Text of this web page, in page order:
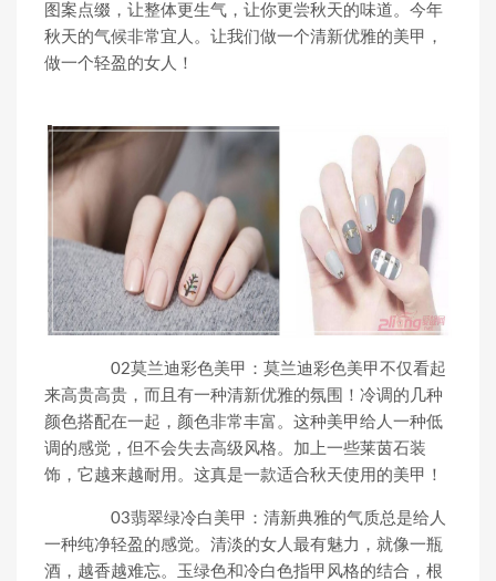
图案点缀，让整体更生气，让你更尝秋天的味道。今年
秋天的气候非常宜人。让我们做一个清新优雅的美甲，
做一个轻盈的女人！
02莫兰迪彩色美甲：莫兰迪彩色美甲不仅看起
来高贵高贵，而且有一种清新优雅的氛围！冷调的几种
颜色搭配在一起，颜色非常丰富。这种美甲给人一种低
调的感觉，但不会失去高级风格。加上一些莱茵石装
饰，它越来越耐用。这真是一款适合秋天使用的美甲！
03翡翠绿冷白美甲：清新典雅的气质总是给人
一种纯净轻盈的感觉。清淡的女人最有魅力，就像一瓶
酒，越香越难忘。玉绿色和冷白色指甲风格的结合，根